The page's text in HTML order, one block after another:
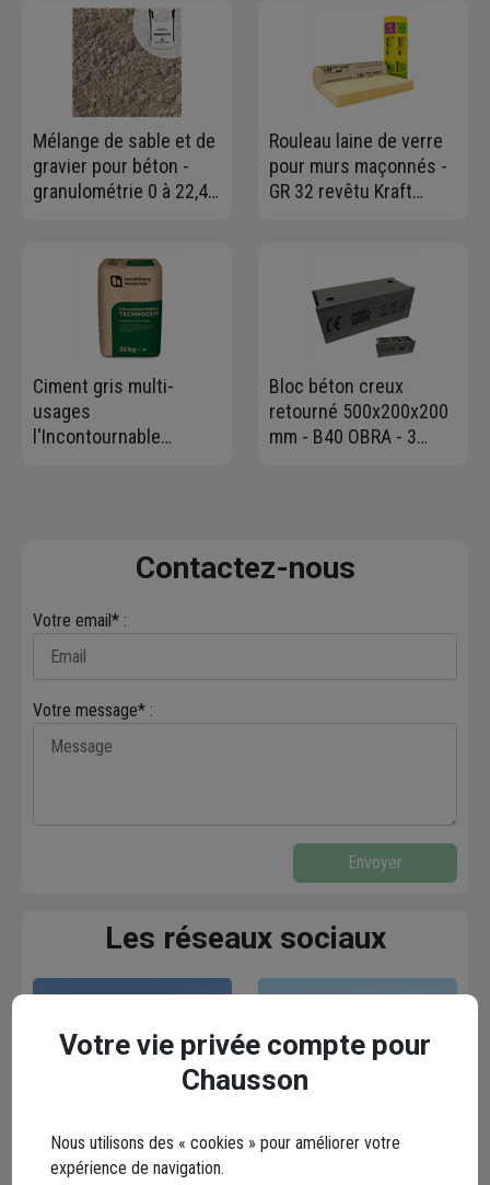
Mélange de sable et de
gravier pour béton -
granulométrie 0 à 22,4
Rouleau laine de verre
pour murs maçonnés -
GR 32 revêtu Kraft
Ciment gris multi-
usages
l'Incontournable
Bloc béton creux
retourné 500x200x200
mm - B40 OBRA - 3
Contactez-nous
Votre email* :
Votre message* :
Envoyer
Les réseaux sociaux
Facebook Instagram
Votre vie privée compte pour
Chausson
Nous utilisons des « cookies » pour améliorer votre
expérience de navigation.